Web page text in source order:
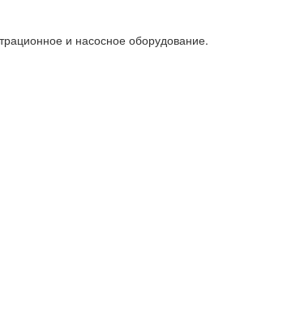
и насосное оборудование.